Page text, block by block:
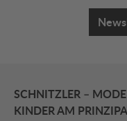
SCHNITZLER –
KINDER AM